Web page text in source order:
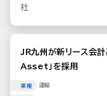
社
JR九州が新リース会
Asset」を採用
業種 運輸